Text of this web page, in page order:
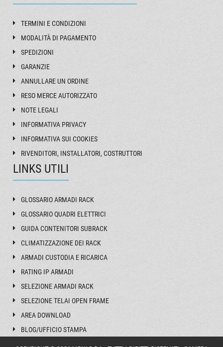
TERMINI E CONDIZIONI
MODALITÀ DI PAGAMENTO
SPEDIZIONI
GARANZIE
ANNULLARE UN ORDINE
RESO MERCE AUTORIZZATO
NOTE LEGALI
INFORMATIVA PRIVACY
INFORMATIVA SUI COOKIES
RIVENDITORI, INSTALLATORI, COSTRUTTORI
LINKS UTILI
GLOSSARIO ARMADI RACK
GLOSSARIO QUADRI ELETTRICI
GUIDA CONTENITORI SUBRACK
CLIMATIZZAZIONE DEI RACK
ARMADI CUSTODIA E RICARICA
RATING IP ARMADI
SELEZIONE ARMADI RACK
SELEZIONE TELAI OPEN FRAME
AREA DOWNLOAD
BLOG/UFFICIO STAMPA